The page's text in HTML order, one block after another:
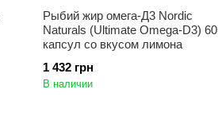
Рыбий жир омега-Д3 Nordic
Naturals (Ultimate Omega-D3) 60
капсул со вкусом лимона
1 432 грн
В наличии